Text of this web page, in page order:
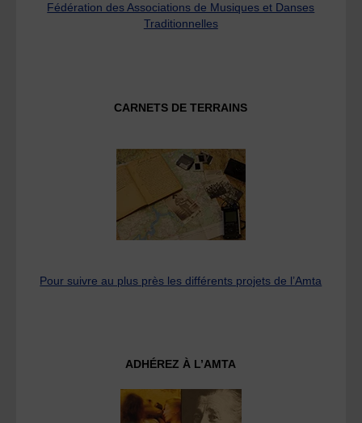
Fédération des Associations de Musiques et Danses
Traditionnelles
CARNETS DE TERRAINS
Pour suivre au plus près les différents projets de l’Amta
ADHÉREZ À L’AMTA